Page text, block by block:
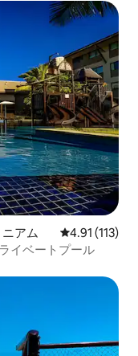
アム レビュー113
4.91 (113)
イベートプール